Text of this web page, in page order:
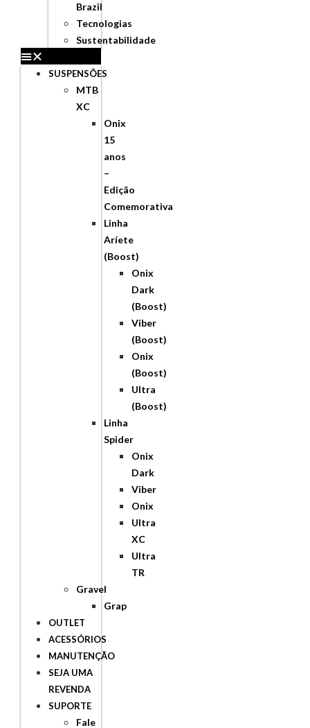
Brazil
Tecnologias
Sustentabilidade
SUSPENSÕES
MTB
XC
Onix
15
anos
–
Edição
Comemorativa
Linha
Aríete
(Boost)
Onix
Dark
(Boost)
Viber
(Boost)
Onix
(Boost)
Ultra
(Boost)
Linha
Spider
Onix
Dark
Viber
Onix
Ultra
XC
Ultra
TR
Gravel
Grap
OUTLET
ACESSÓRIOS
MANUTENÇÃO
SEJA UMA
REVENDA
SUPORTE
Fale